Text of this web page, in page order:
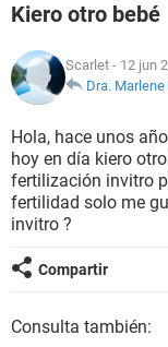
NUTRICIÓN
BIENESTAR
SEXUALIDAD
GLOSARIO
Kiero otro bebé
Scarlet - 12 jun
Dra.
Hola, hace unos
hoy en día kiero
fertilización invitro
fertilidad solo me
invitro ?
Compartir
Consulta también: